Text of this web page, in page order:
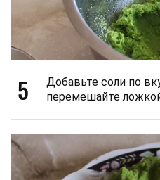
5
Добавьте соли по
перемешайте